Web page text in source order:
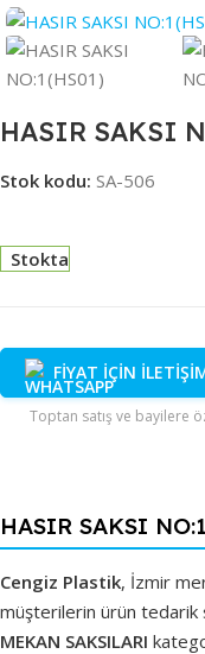
HASIR SAKSI
Stok kodu: SA-506
Stokta
FİYAT İÇİN
Toptan satış ve bayilere
HASIR SAKSI
Cengiz Plastik, İzmir
müşterilerin ürün tedarik
MEKAN SAKSILARI